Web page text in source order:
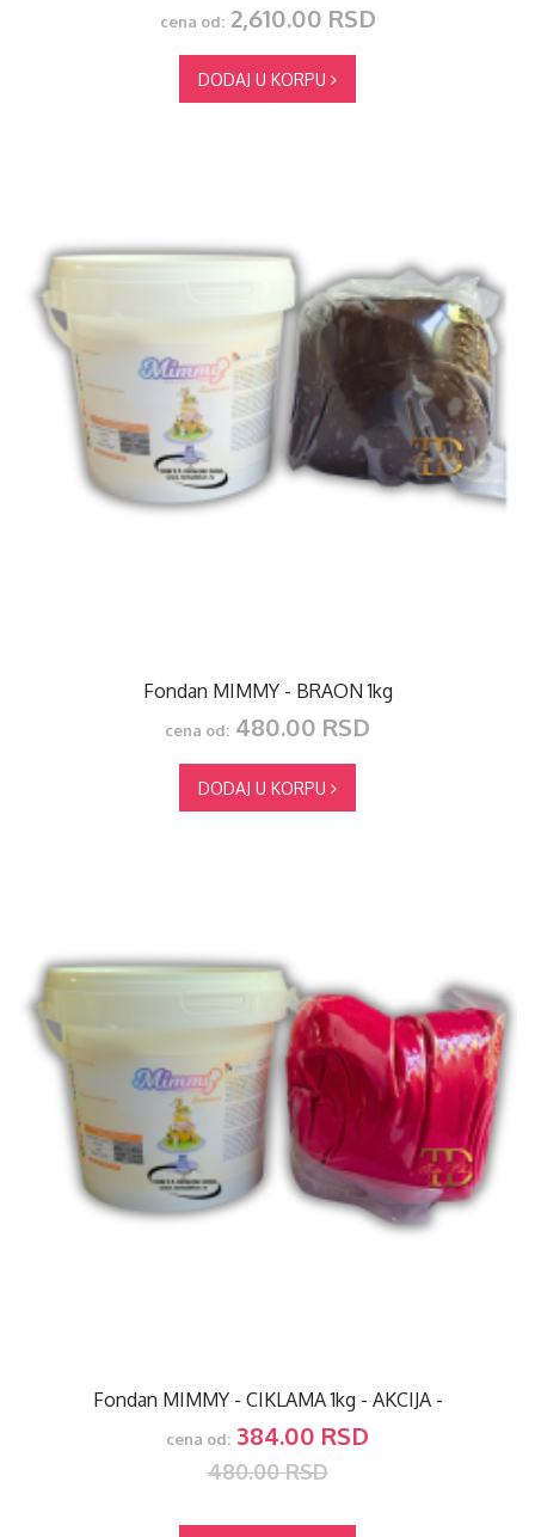
cena od:2,610.00 RSD
DODAJ U KORPU
Fondan MIMMY - BRAON 1kg
cena od: 480.00 RSD
DODAJ U KORPU
Fondan MIMMY - CIKLAMA 1kg - AKCIJA -
cena od: 384.00 RSD
480.00 RSD